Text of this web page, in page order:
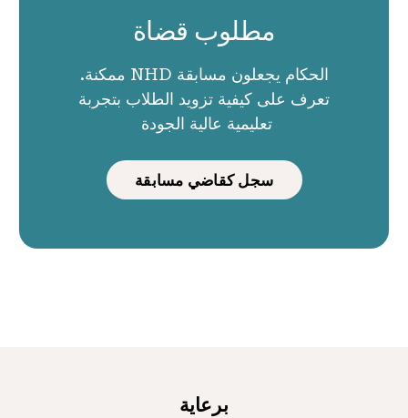
مطلوب قضاة
الحكام يجعلون مسابقة NHD ممكنة.
تعرف على كيفية تزويد الطلاب بتجربة
تعليمية عالية الجودة
سجل كقاضي مسابقة
برعاية